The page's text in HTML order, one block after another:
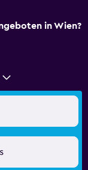
in Wien?